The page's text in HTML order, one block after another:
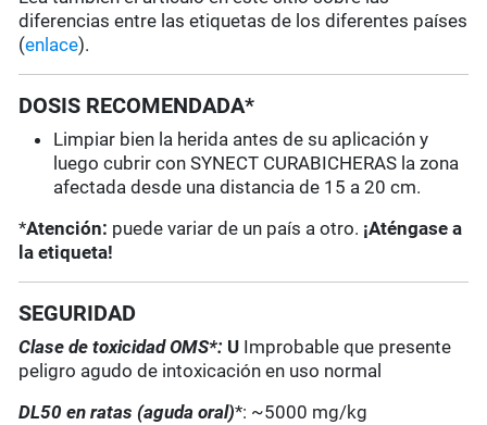
diferencias entre las etiquetas de los diferentes países
(enlace).
DOSIS RECOMENDADA*
Limpiar bien la herida antes de su aplicación y
luego cubrir con SYNECT CURABICHERAS la zona
afectada desde una distancia de 15 a 20 cm.
*Atención: puede variar de un país a otro. ¡Aténgase a
la etiqueta!
SEGURIDAD
Clase de toxicidad OMS*: U Improbable que presente
peligro agudo de intoxicación en uso normal
DL50 en ratas (aguda oral)*: ~5000 mg/kg